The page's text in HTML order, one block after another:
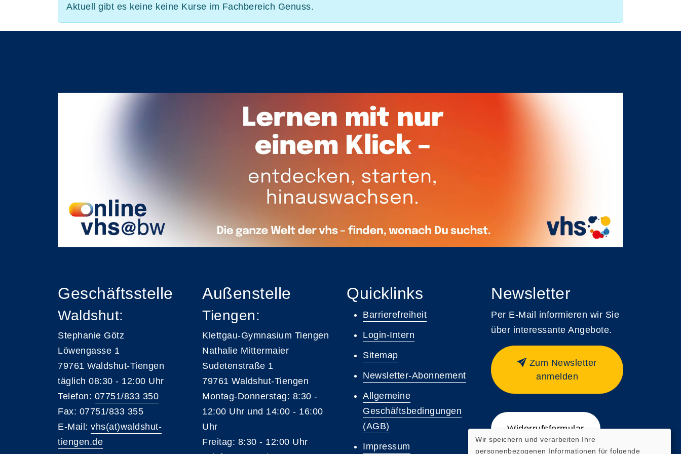
Aktuell gibt es keine keine Kurse im Fachbereich Genuss.
Geschäftsstelle
Waldshut:
Stephanie Götz
Löwengasse 1
79761 Waldshut-Tiengen
täglich 08:30 - 12:00 Uhr
Telefon: 07751/833 350
Fax: 07751/833 355
E-Mail: vhs(at)waldshut-
tiengen.de
Außenstelle
Tiengen:
Klettgau-Gymnasium Tiengen
Nathalie Mittermaier
Sudetenstraße 1
79761 Waldshut-Tiengen
Montag-Donnerstag: 8:30 -
12:00 Uhr und 14:00 - 16:00
Uhr
Freitag: 8:30 - 12:00 Uhr
Quicklinks
Barrierefreiheit
Login-Intern
Sitemap
Newsletter-Abonnement
Allgemeine
Geschäftsbedingungen
(AGB)
Impressum
Newsletter
Per E-Mail informieren wir Sie
über interessante Angebote.
Zum Newsletter
anmelden
Widerrufsformular
Wir speichern und verarbeiten Ihre
personenbezogenen Informationen für folgende